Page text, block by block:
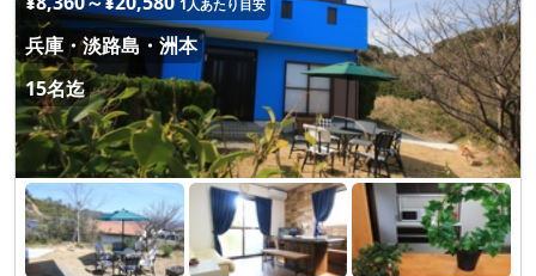
1人あたり目安
兵庫・淡路島・洲本
15名迄